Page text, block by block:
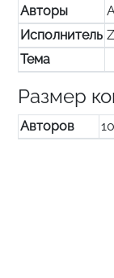
Авторы
Исполнитель
Тема
Размер
Авторов